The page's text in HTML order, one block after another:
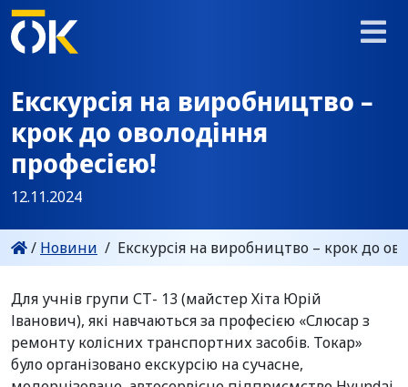
Екскурсія на виробництво –
крок до оволодіння
професією!
12.11.2024
/ Новини / Екскурсія на виробництво – крок до
Для учнів групи СТ- 13 (майстер Хіта Юрій
Іванович), які навчаються за професією «Слюсар з
ремонту колісних транспортних засобів. Токар»
було організовано екскурсію на сучасне,